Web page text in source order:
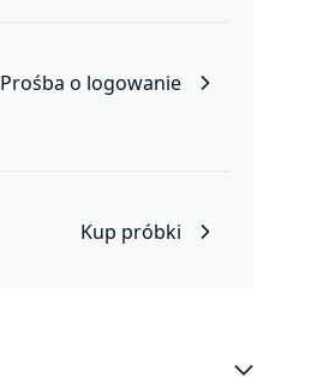
Prośba o logowanie
Kup próbki